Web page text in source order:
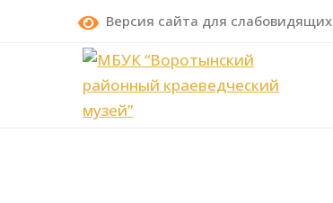
Версия сайта для слабовидящих